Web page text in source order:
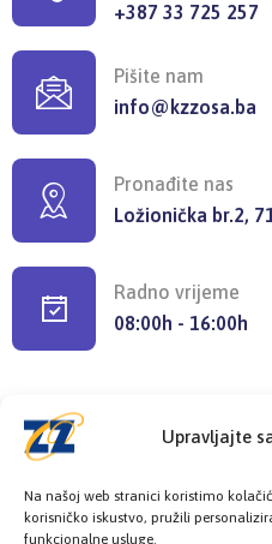
Upravljajte
Na našoj web stranici koristimo
korisničko iskustvo, pružili
funkcionalne usluge.
+387 33 725 257
Pišite nam
info@kzzosa.ba
Pronađite nas
Ložionička br.2,
Radno vrijeme
08:00h - 16:00h
Provjerite status